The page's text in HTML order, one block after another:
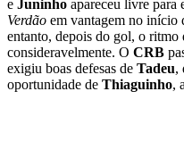
e Juninho apareceu livre para
Verdão em vantagem no início
entanto, depois do gol, o ritmo
consideravelmente. O CRB
exigiu boas defesas de Tadeu,
oportunidade de Thiaguinho,